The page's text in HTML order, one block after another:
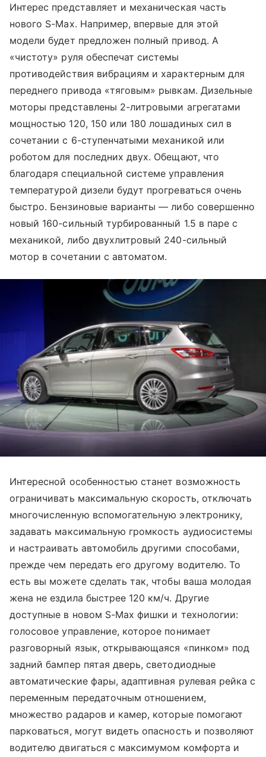
Интерес представляет и механическая часть
нового S-Max. Например, впервые для этой
модели будет предложен полный привод. А
«чистоту» руля обеспечат системы
противодействия вибрациям и характерным для
переднего привода «тяговым» рывкам. Дизельные
моторы представлены 2-литровыми агрегатами
мощностью 120, 150 или 180 лошадиных сил в
сочетании с 6-ступенчатыми механикой или
роботом для последних двух. Обещают, что
благодаря специальной системе управления
температурой дизели будут прогреваться очень
быстро. Бензиновые варианты — либо совершенно
новый 160-сильный турбированный 1.5 в паре с
механикой, либо двухлитровый 240-сильный
мотор в сочетании с автоматом.
Интересной особенностью станет возможность
ограничивать максимальную скорость, отключать
многочисленную вспомогательную электронику,
задавать максимальную громкость аудиосистемы
и настраивать автомобиль другими способами,
прежде чем передать его другому водителю. То
есть вы можете сделать так, чтобы ваша молодая
жена не ездила быстрее 120 км/ч. Другие
доступные в новом S-Max фишки и технологии:
голосовое управление, которое понимает
разговорный язык, открывающаяся «пинком» под
задний бампер пятая дверь, светодиодные
автоматические фары, адаптивная рулевая рейка с
переменным передаточным отношением,
множество радаров и камер, которые помогают
парковаться, могут видеть опасность и позволяют
водителю двигаться с максимумом комфорта и